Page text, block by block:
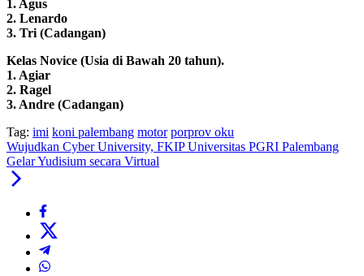
1. Agus
2. Lenardo
3. Tri (Cadangan)
Kelas Novice (Usia di Bawah 20 tahun).
1. Agiar
2. Ragel
3. Andre (Cadangan)
Tag: imi koni palembang motor porprov oku
Wujudkan Cyber University, FKIP Universitas PGRI Palembang
Gelar Yudisium secara Virtual